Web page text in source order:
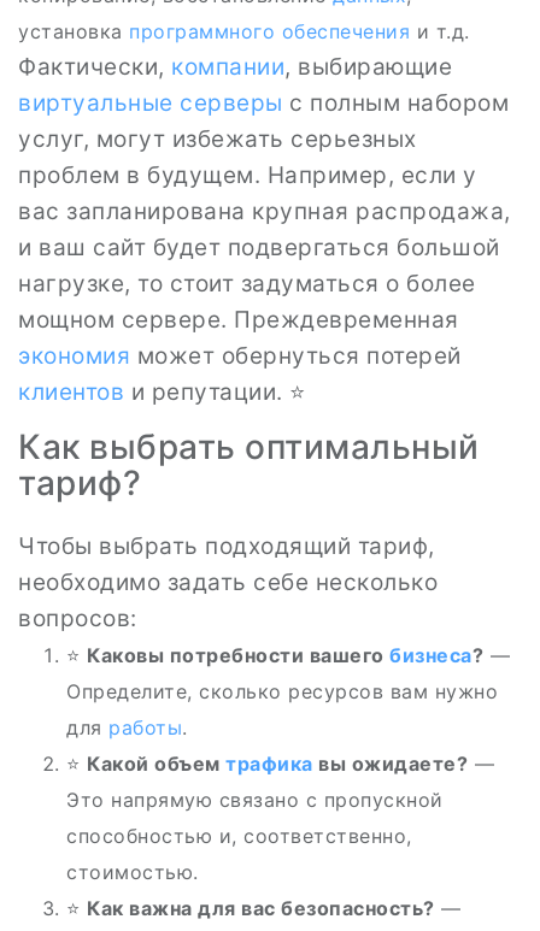
установка программного обеспечения и т.д.
Фактически, компании, выбирающие
виртуальные серверы с полным набором
услуг, могут избежать серьезных
проблем в будущем. Например, если у
вас запланирована крупная распродажа,
и ваш сайт будет подвергаться большой
нагрузке, то стоит задуматься о более
мощном сервере. Преждевременная
экономия может обернуться потерей
клиентов и репутации. ⭐
Как выбрать оптимальный
тариф?
Чтобы выбрать подходящий тариф,
необходимо задать себе несколько
вопросов:
⭐️ Каковы потребности вашего бизнеса? —
Определите, сколько ресурсов вам нужно
для работы.
⭐ Какой объем трафика вы ожидаете? —
Это напрямую связано с пропускной
способностью и, соответственно,
стоимостью.
⭐ Как важна для вас безопасность? —